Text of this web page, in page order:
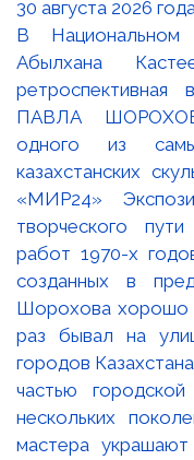
В
Абылхана
ПАВЛА
одного из
казахстанских
«МИР24»
творческого
работ 1970-х
созданных в
Шорохова хорошо
раз бывал на
городов
частью
нескольких
мастера